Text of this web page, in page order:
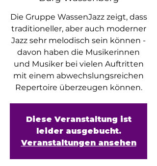
Die Gruppe WassenJazz zeigt, dass
traditioneller, aber auch moderner
Jazz sehr melodisch sein können -
davon haben die Musikerinnen
und Musiker bei vielen Auftritten
mit einem abwechslungsreichen
Repertoire überzeugen können.
Diese Veranstaltung ist
leider ausgebucht.
Veranstaltungen ansehen